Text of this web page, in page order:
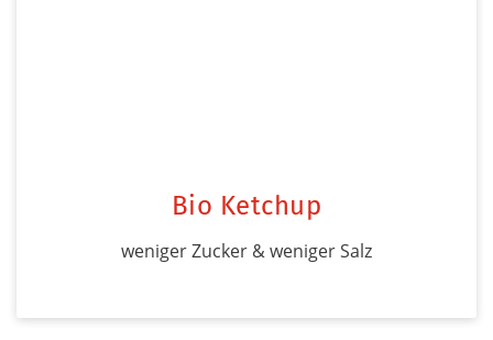
Bio Ketchup
weniger Zucker & weniger Salz